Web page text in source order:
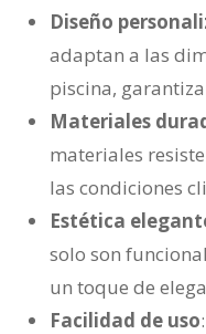
Diseño
adaptan a las
piscina,
Materiales
materiales
las condiciones
Estética
solo son
un toque de
Facilidad de uso